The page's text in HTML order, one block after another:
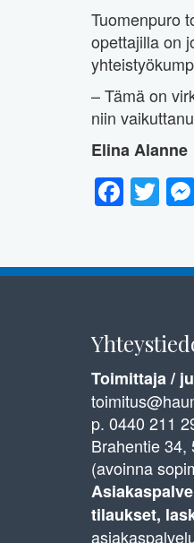
Tuomenpuro
opettajilla on
– Tämä on
niin
Elina Alanne
Toimittaja /
p. 0440 211
Brahentie 34,
(avoinna
tilaukset,